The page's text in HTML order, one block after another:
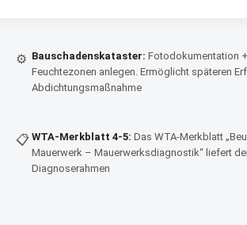
⚙ Bauschadenskataster: Fotodokumentation
Feuchtezonen anlegen. Ermöglicht späteren
Abdichtungsmaßnahme
📋 WTA-Merkblatt 4-5: Das WTA-Merkblatt
Mauerwerk – Mauerwerksdiagnostik“ liefert
Diagnoserahmen